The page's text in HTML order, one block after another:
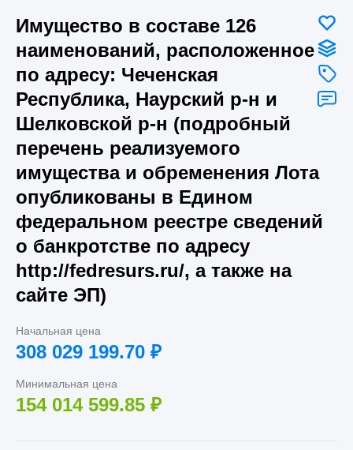
Имущество в составе 126
наименований, расположенное
по адресу: Чеченская
Республика, Наурский р-н и
Шелковской р-н (подробный
перечень реализуемого
имущества и обременения Лота
опубликованы в Едином
федеральном реестре сведений
о банкротстве по адресу
http://fedresurs.ru/, а также на
сайте ЭП)
Начальная цена
308 029 199.70 ₽
Минимальная цена
154 014 599.85 ₽